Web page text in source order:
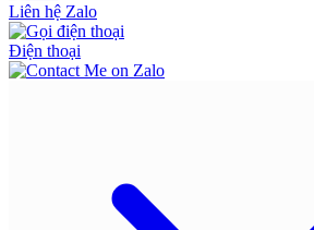
Liên hệ Zalo
Điện thoại